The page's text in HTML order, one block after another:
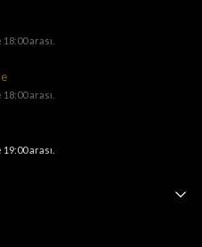
arası.
arası.
arası.